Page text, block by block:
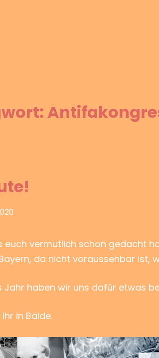
euch vermutlich schon gedacht
da nicht voraussehbar ist,
Jahr haben wir uns dafür etwas
in Bälde.